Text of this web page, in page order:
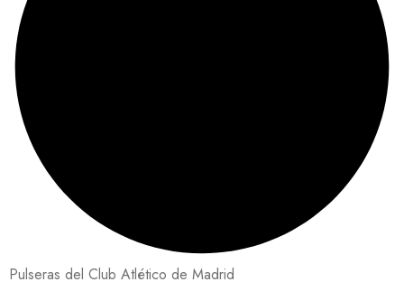
Pulseras del Club Atlético de Madrid